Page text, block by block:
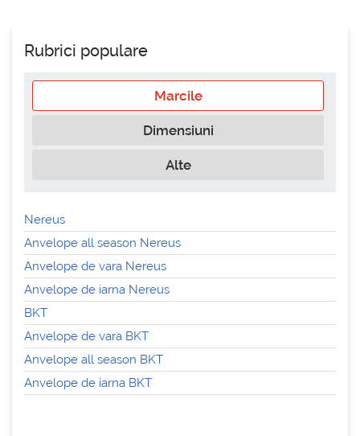
Rubrici populare
Marcile
Dimensiuni
Alte
Nereus
Anvelope all season Nereus
Anvelope de vara Nereus
Anvelope de iarna Nereus
BKT
Anvelope de vara BKT
Anvelope all season BKT
Anvelope de iarna BKT